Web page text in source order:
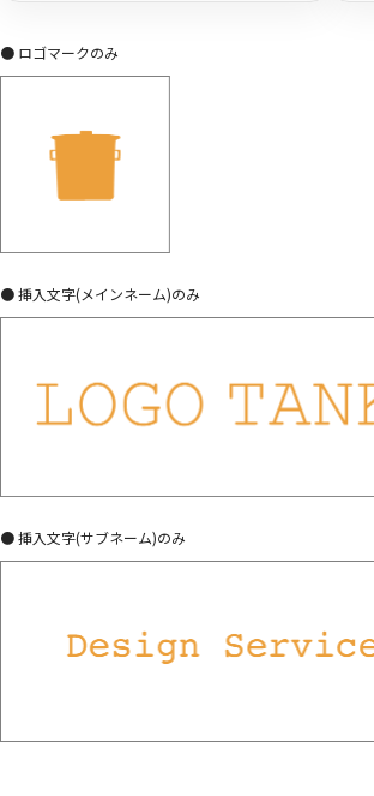
● ロゴマークのみ
● 挿入文字(メインネーム)のみ
● 挿入文字(サブネーム)のみ